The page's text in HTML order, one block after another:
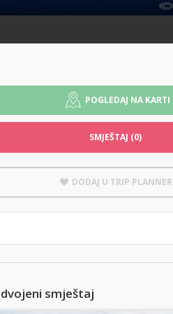
POGLEDAJ NA KARTI
SMJEŠTAJ (0)
DODAJ U TRIP PLANNER
smještaj